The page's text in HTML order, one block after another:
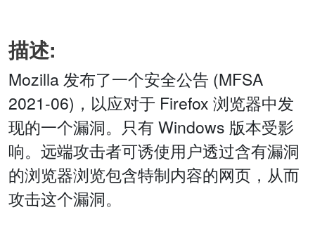
描述:
Mozilla 发布了一个安全公告 (MFSA
2021-06)，以应对于 Firefox 浏览器中发
现的一个漏洞。只有 Windows 版本受影
响。远端攻击者可诱使用户透过含有漏洞
的浏览器浏览包含特制内容的网页，从而
攻击这个漏洞。